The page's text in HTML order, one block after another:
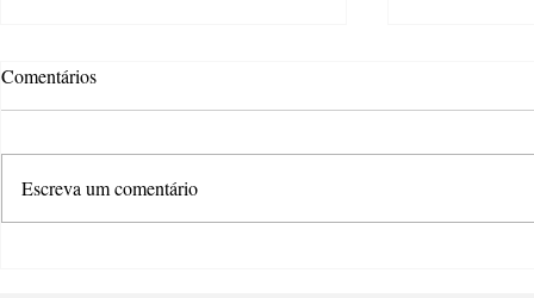
Comentários
Escreva um comentário